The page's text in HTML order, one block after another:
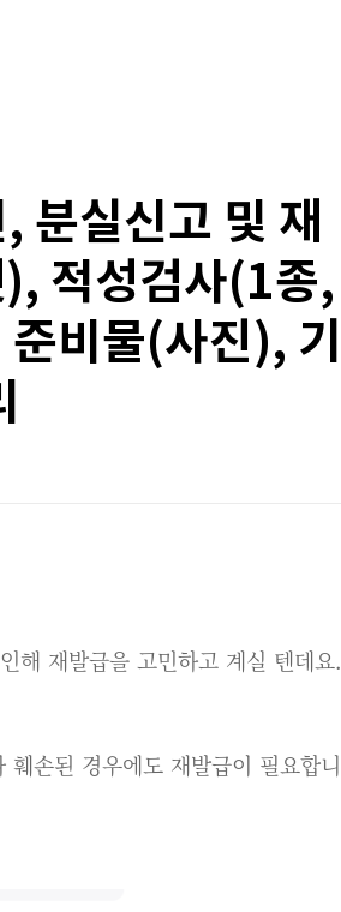
분실신고 및 재
적성검사(1종,
비물(사진), 기
해 재발급을 고민하고 계실 텐데요.
손된 경우에도 재발급이 필요합니